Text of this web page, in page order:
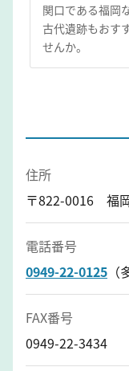
関口である福岡
古代遺跡もおす
せんか。
住所
〒822-0016 福
電話番号
0949-22-0125
FAX番号
0949-22-3434